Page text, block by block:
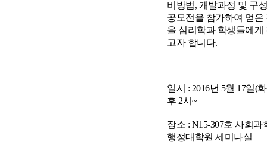
비방법, 개발과정 및 구
공모전을 참가하여 얻은
을 심리학과 학생들에게
고자 합니다.
일시 : 2016년 5월 17일(
후 2시~
장소 : N15-307호 사회과
행정대학원 세미나실